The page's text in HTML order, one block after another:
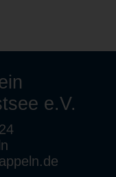
e.V.